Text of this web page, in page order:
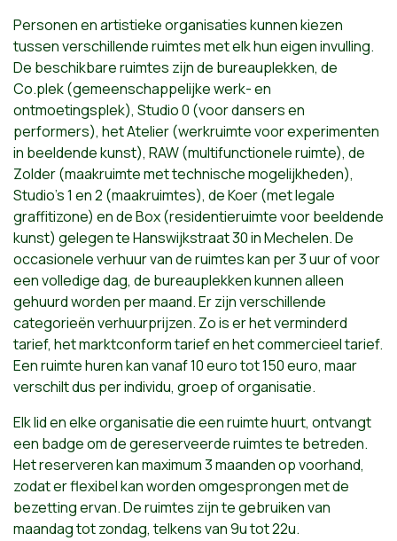
Personen en artistieke organisaties kunnen kiezen
tussen verschillende ruimtes met elk hun eigen invulling.
De beschikbare ruimtes zijn de bureauplekken, de
Co.plek (gemeenschappelijke werk- en
ontmoetingsplek), Studio 0 (voor dansers en
performers), het Atelier (werkruimte voor experimenten
in beeldende kunst), RAW (multifunctionele ruimte), de
Zolder (maakruimte met technische mogelijkheden),
Studio’s 1 en 2 (maakruimtes), de Koer (met legale
graffitizone) en de Box (residentieruimte voor beeldende
kunst) gelegen te Hanswijkstraat 30 in Mechelen. De
occasionele verhuur van de ruimtes kan per 3 uur of voor
een volledige dag, de bureauplekken kunnen alleen
gehuurd worden per maand. Er zijn verschillende
categorieën verhuurprijzen. Zo is er het verminderd
tarief, het marktconform tarief en het commercieel tarief.
Een ruimte huren kan vanaf 10 euro tot 150 euro, maar
verschilt dus per individu, groep of organisatie.
Elk lid en elke organisatie die een ruimte huurt, ontvangt
een badge om de gereserveerde ruimtes te betreden.
Het reserveren kan maximum 3 maanden op voorhand,
zodat er flexibel kan worden omgesprongen met de
bezetting ervan. De ruimtes zijn te gebruiken van
maandag tot zondag, telkens van 9u tot 22u.